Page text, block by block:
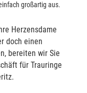
großartig aus.
Herzensdame
doch einen
bereiten wir Sie
für Trauringe